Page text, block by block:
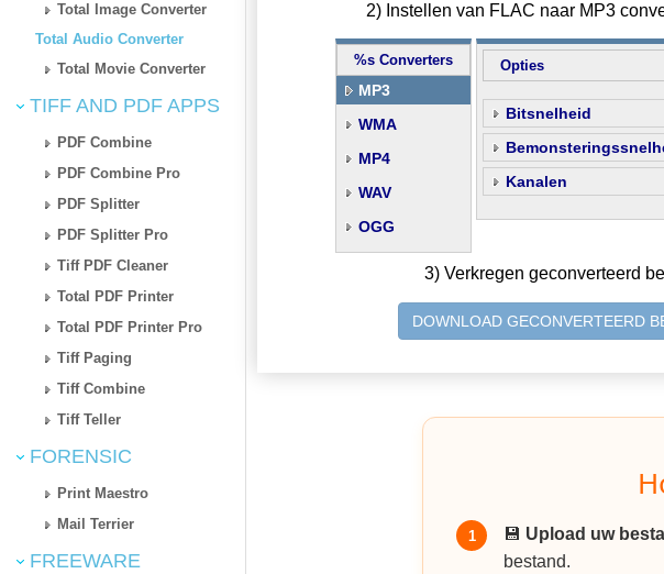
Total Image Converter
Total Audio Converter
Total Movie Converter
TIFF AND PDF APPS
PDF Combine
PDF Combine Pro
PDF Splitter
PDF Splitter Pro
Tiff PDF Cleaner
Total PDF Printer
Total PDF Printer Pro
Tiff Paging
Tiff Combine
Tiff Teller
FORENSIC
Print Maestro
Mail Terrier
FREEWARE
2) Instellen van FLAC naar MP3
%s Converters
MP3
WMA
MP4
WAV
OGG
Opties
Bitsnelheid
Kanalen
3) Verkregen geconverteerd
DOWNLOAD GECONVERTEERD
1 💾 Upload uw
bestand.